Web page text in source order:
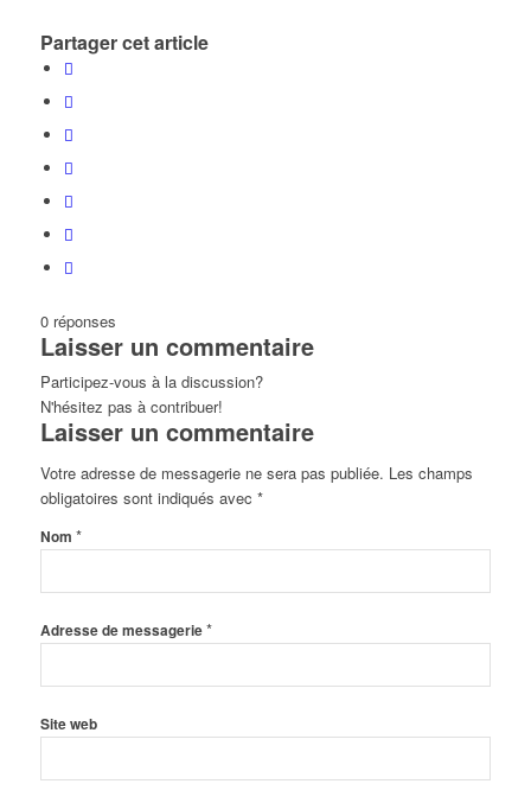
Partager cet article
0 réponses
Laisser un commentaire
Participez-vous à la discussion?
N'hésitez pas à contribuer!
Laisser un commentaire
Votre adresse de messagerie ne sera pas publiée. Les champs
obligatoires sont indiqués avec *
Nom *
Adresse de messagerie*
Site web